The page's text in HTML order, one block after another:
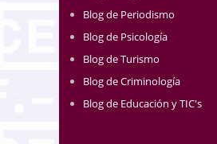
Blog de Periodismo
Blog de Psicología
Blog de Turismo
Blog de Criminología
Blog de Educación y TIC's